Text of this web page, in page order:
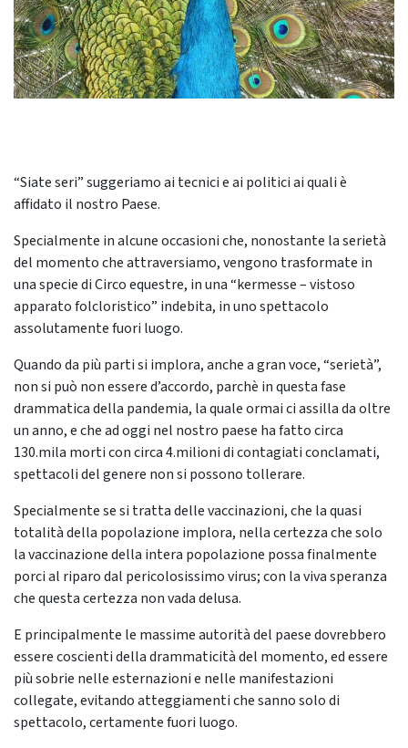
“Siate seri” suggeriamo ai tecnici e ai politici ai quali è
affidato il nostro Paese.
Specialmente in alcune occasioni che, nonostante la serietà
del momento che attraversiamo, vengono trasformate in
una specie di Circo equestre, in una “kermesse – vistoso
apparato folcloristico” indebita, in uno spettacolo
assolutamente fuori luogo.
Quando da più parti si implora, anche a gran voce, “serietà”,
non si può non essere d’accordo, parchè in questa fase
drammatica della pandemia, la quale ormai ci assilla da oltre
un anno, e che ad oggi nel nostro paese ha fatto circa
130.mila morti con circa 4.milioni di contagiati conclamati,
spettacoli del genere non si possono tollerare.
Specialmente se si tratta delle vaccinazioni, che la quasi
totalità della popolazione implora, nella certezza che solo
la vaccinazione della intera popolazione possa finalmente
porci al riparo dal pericolosissimo virus; con la viva speranza
che questa certezza non vada delusa.
E principalmente le massime autorità del paese dovrebbero
essere coscienti della drammaticità del momento, ed essere
più sobrie nelle esternazioni e nelle manifestazioni
collegate, evitando atteggiamenti che sanno solo di
spettacolo, certamente fuori luogo.